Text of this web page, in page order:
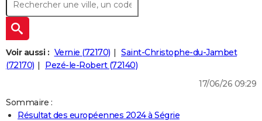
Retraite
Impôts
Epargne
Immobilier
Risques naturels par ville
Banque
Assurance
Crédit
AUTO
Essais
Réserver un essai
Citadines
Berlines
SUV
Forum auto
+
HIGH-TECH
Mobiles
Meilleur smartphone
Internet
Ordinateurs
Jeux vidéo
Guide high-tech
+
BRICOLAGE
Guides de France
Escapades
Patrimoine
Expositions
Musées
Week-end nature
LIFESTYLE
Voir aussi : Vernie (72170)
Saint-Christophe-du-Jambet
(72170)
Pezé-le-Robert (72140)
17/06/26 09:29
Sommaire :
Résultat des européennes 2024 à Ségrie